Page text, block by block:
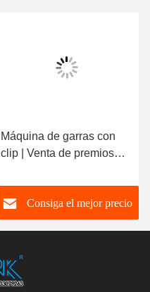
Máquina de garras con
clip | Venta de premios
Consiga el mejor precio